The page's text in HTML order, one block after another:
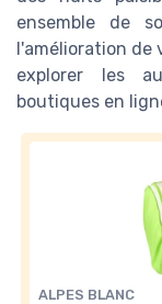
ensemble de
l'amélioration de
explorer les
boutiques en
ALPES BLANC